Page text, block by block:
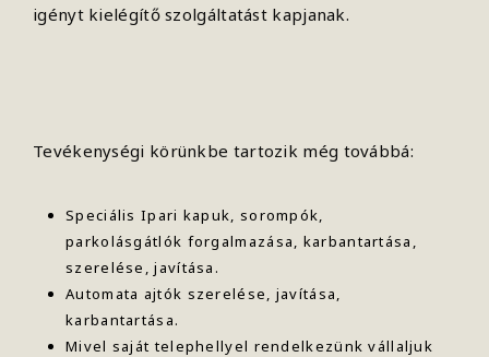
igényt kielégítő szolgáltatást kapjanak.
Tevékenységi körünkbe tartozik még továbbá:
Speciális Ipari kapuk, sorompók,
parkolásgátlók forgalmazása, karbantartása,
szerelése, javítása.
Automata ajtók szerelése, javítása,
karbantartása.
Mivel saját telephellyel rendelkezünk vállaljuk